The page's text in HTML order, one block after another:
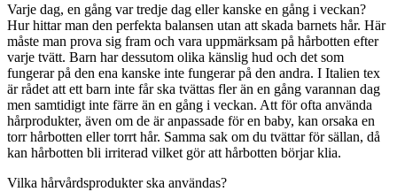
Varje dag, en gång var tredje dag eller kanske en gång i veckan?
Hur hittar man den perfekta balansen utan att skada barnets hår. Här
måste man prova sig fram och vara uppmärksam på hårbotten efter
varje tvätt. Barn har dessutom olika känslig hud och det som
fungerar på den ena kanske inte fungerar på den andra. I Italien tex
är rådet att ett barn inte får ska tvättas fler än en gång varannan dag
men samtidigt inte färre än en gång i veckan. Att för ofta använda
hårprodukter, även om de är anpassade för en baby, kan orsaka en
torr hårbotten eller torrt hår. Samma sak om du tvättar för sällan, då
kan hårbotten bli irriterad vilket gör att hårbotten börjar klia.
Vilka hårvårdsprodukter ska användas?